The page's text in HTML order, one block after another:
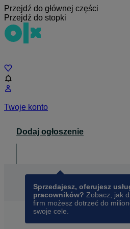
Przejdź do głównej części
Przejdź do stopki
Twoje konto
Dodaj ogłoszenie
Sprzedajesz, oferujesz
pracowników? Zobacz, jak
firm możesz dotrzeć do
swoje cele.